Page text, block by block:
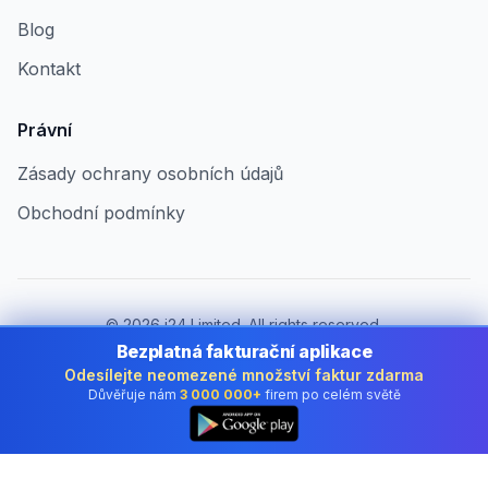
Blog
Kontakt
Právní
Zásady ochrany osobních údajů
Obchodní podmínky
©2026i24 Limited. All rights reserved.
Pro firmy v Czech Republic
Změnit zemi:
Czech Republic
Bezplatná fakturační aplikace
Odesílejte neomezené množství faktur zdarma
Důvěřuje nám 3 000 000+ firem po celém světě